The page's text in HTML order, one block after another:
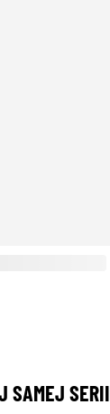
SAMEJ SERII